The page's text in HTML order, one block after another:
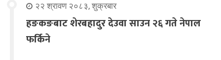
२२ श्रावण २०८३, शुक्रबार
हङकङबाट शेरबहादुर देउवा साउन २६ गते नेपाल
फर्किने